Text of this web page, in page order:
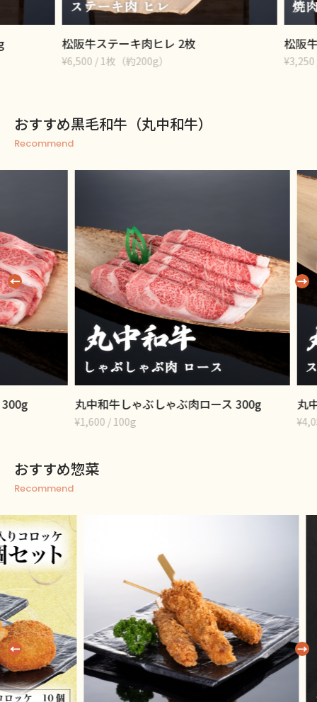
松阪牛ステーキ肉ヒレ 2枚
¥6,500 / 1枚（約200g）
松阪牛
¥3,250 /
おすすめ黒毛和牛（丸中和牛）
Recommend
丸中和牛しゃぶしゃぶ肉ロース 300g
¥1,600 / 100g
丸中
¥4,050
おすすめ惣菜
Recommend